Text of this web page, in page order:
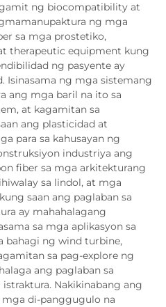
ng biocompatibility at
ng mga
sa mga prostetiko,
therapeutic equipment kung
ng pasyente ay
Isinasama ng mga sistemang
ang mga baril na ito sa
at kagamitan sa
ang plasticidad at
para sa kahusayan ng
industriya ang
fiber sa mga arkitekturang
sa lindol, at mga
saan ang paglaban sa
ay mahahalagang
sa mga aplikasyon sa
bahagi ng wind turbine,
sa pag-explore ng
ang paglaban sa
Nakikinabang ang
di-panggugulo na